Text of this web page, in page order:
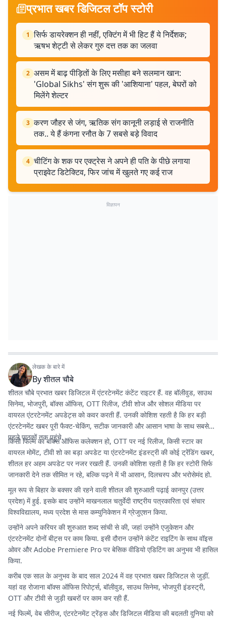
प्रभात खबर डिजिटल टॉप स्टोरी
1 सिर्फ डायरेक्शन ही नहीं, एक्टिंग में भी हिट हैं ये निर्देशक;
ऋषभ शेट्टी से लेकर गुरु दत्त तक का जलवा
2 असम में बाढ़ पीड़ितों के लिए मसीहा बने सलमान खान:
'Global Sikhs' संग शुरू की 'आशियाना' पहल, बेघरों को
मिलेंगे शेल्टर
3 करण जौहर से जंग, ऋतिक संग कानूनी लड़ाई से राजनीति
तक.. ये हैं कंगना रनौत के 7 सबसे बड़े विवाद
4 चीटिंग के शक पर एक्ट्रेस ने अपने ही पति के पीछे लगाया
प्राइवेट डिटेक्टिव, फिर जांच में खुलते गए कई राज
विज्ञापन
लेखक के बारे में
Byशीतल चौबे
शीतल चौबे प्रभात खबर डिजिटल में एंटरटेनमेंट कंटेंट राइटर हैं. वह बॉलीवुड, साउथ
सिनेमा, भोजपुरी, बॉक्स ऑफिस, OTT रिलीज, टीवी शोज और सोशल मीडिया पर
वायरल एंटरटेनमेंट अपडेट्स को कवर करती हैं. उनकी कोशिश रहती है कि हर बड़ी
एंटरटेनमेंट खबर पूरी फैक्ट-चेकिंग, सटीक जानकारी और आसान भाषा के साथ सबसे
पहले पाठकों तक पहुंचे.
किसी फिल्म का बॉक्स ऑफिस कलेक्शन हो, OTT पर नई रिलीज, किसी स्टार का
वायरल मोमेंट, टीवी शो का बड़ा अपडेट या एंटरटेनमेंट इंडस्ट्री की कोई ट्रेंडिंग खबर,
शीतल हर अहम अपडेट पर नजर रखती हैं. उनकी कोशिश रहती है कि हर स्टोरी सिर्फ
जानकारी देने तक सीमित न रहे, बल्कि पढ़ने में भी आसान, दिलचस्प और भरोसेमंद हो.
मूल रूप से बिहार के बक्सर की रहने वाली शीतल की शुरुआती पढ़ाई कानपुर (उत्तर
प्रदेश) में हुई. इसके बाद उन्होंने माखनलाल चतुर्वेदी राष्ट्रीय पत्रकारिता एवं संचार
विश्वविद्यालय, मध्य प्रदेश से मास कम्युनिकेशन में ग्रेजुएशन किया.
उन्होंने अपने करियर की शुरुआत शब्द सांची से की, जहां उन्होंने एजुकेशन और
एंटरटेनमेंट दोनों बीट्स पर काम किया. इसी दौरान उन्होंने कंटेंट राइटिंग के साथ वॉइस
ओवर और Adobe Premiere Pro पर बेसिक वीडियो एडिटिंग का अनुभव भी हासिल
किया.
करीब एक साल के अनुभव के बाद साल 2024 में वह प्रभात खबर डिजिटल से जुड़ीं.
यहां वह रोजाना बॉक्स ऑफिस रिपोर्ट्स, बॉलीवुड, साउथ सिनेमा, भोजपुरी इंडस्ट्री,
OTT और टीवी से जुड़ी खबरों पर काम कर रही हैं.
नई फिल्में, वेब सीरीज, एंटरटेनमेंट ट्रेंड्स और डिजिटल मीडिया की बदलती दुनिया को